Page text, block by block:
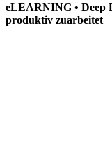
eLEARNING • Deep
produktiv zuarbeitet